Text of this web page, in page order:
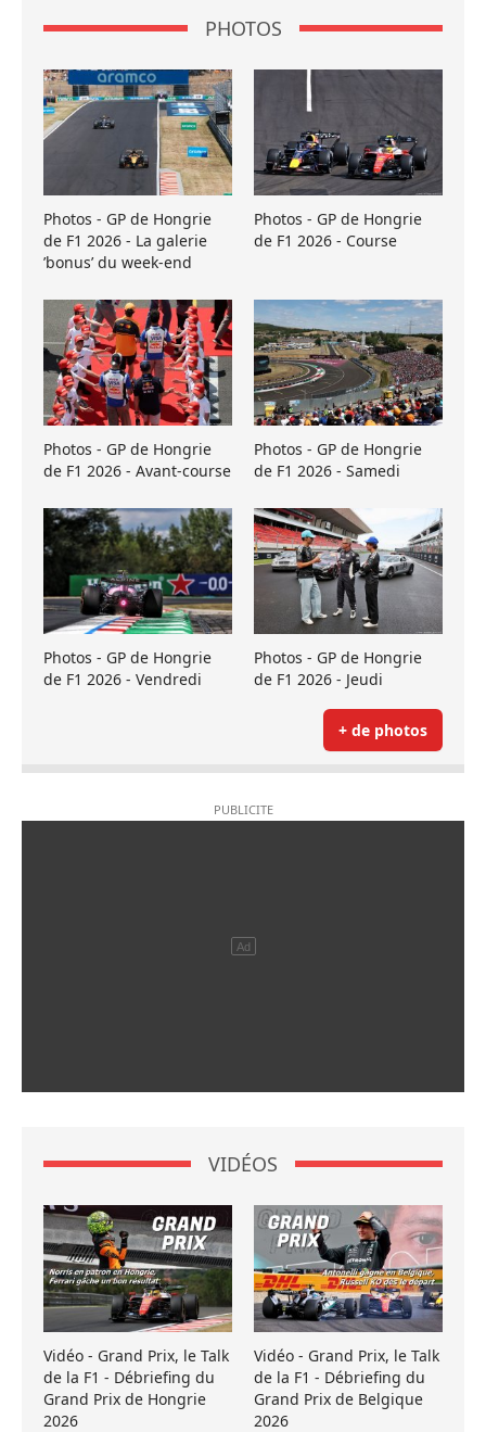
PHOTOS
Photos - GP de Hongrie
de F1 2026 - La galerie
’bonus’ du week-end
Photos - GP de Hongrie
de F1 2026 - Course
Photos - GP de Hongrie
de F1 2026 - Avant-course
Photos - GP de Hongrie
de F1 2026 - Samedi
Photos - GP de Hongrie
de F1 2026 - Vendredi
Photos - GP de Hongrie
de F1 2026 - Jeudi
+ de photos
VIDÉOS
Vidéo - Grand Prix, le Talk
de la F1 - Débriefing du
Grand Prix de Hongrie
2026
Vidéo - Grand Prix, le Talk
de la F1 - Débriefing du
Grand Prix de Belgique
2026